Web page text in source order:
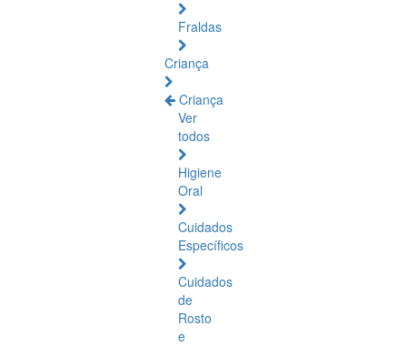
Fraldas
Criança
Criança
Ver
todos
Higiene
Oral
Cuidados
Específicos
Cuidados
de
Rosto
e